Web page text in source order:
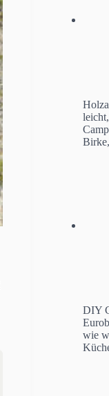
DIY
wie